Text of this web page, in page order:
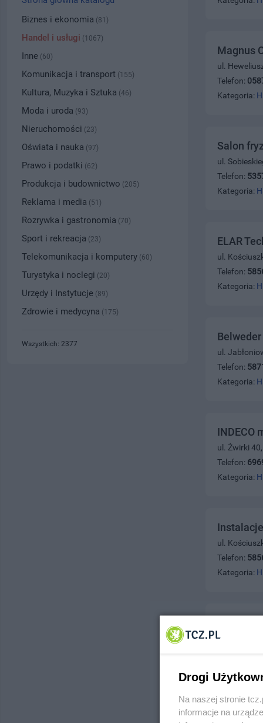
Magnus
ul.
Telefon:
Kategoria:
Salon
ul.
Telefon:
Kategoria:
ELAR
ul.
Telefon:
Kategoria:
ul.
Telefon:
Kategoria:
INDECO
ul. Żwirki
Telefon:
Kategoria:
ul.
Telefon:
Kategoria:
ul. 30
Biznes i ekonomia (81)
Handel i usługi (1067)
Inne (60)
Komunikacja i transport (155)
Kultura, Muzyka i Sztuka (46)
Moda i uroda (93)
Nieruchomości (23)
Oświata i nauka (97)
Prawo i podatki (62)
Produkcja i budownictwo (205)
Reklama i media (51)
Rozrywka i gastronomia (70)
Sport i rekreacja (23)
Telekomunikacja i komputery (60)
Turystyka i noclegi (20)
Urzędy i Instytucje (89)
Zdrowie i medycyna (175)
Wszystkich: 2377
Drogi
Na naszej stronie
informacje na